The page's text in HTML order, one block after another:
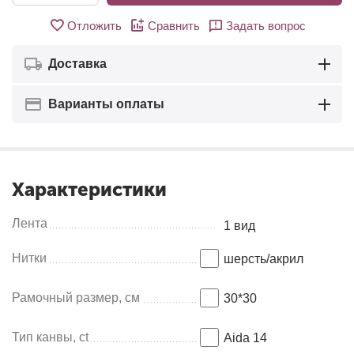
Отложить Сравнить Задать вопрос
Доставка
Варианты оплаты
Характеристики
Лента 1 вид
Нитки шерсть/акрил
Рамочный размер, см 30*30
Тип канвы, ct Aida 14